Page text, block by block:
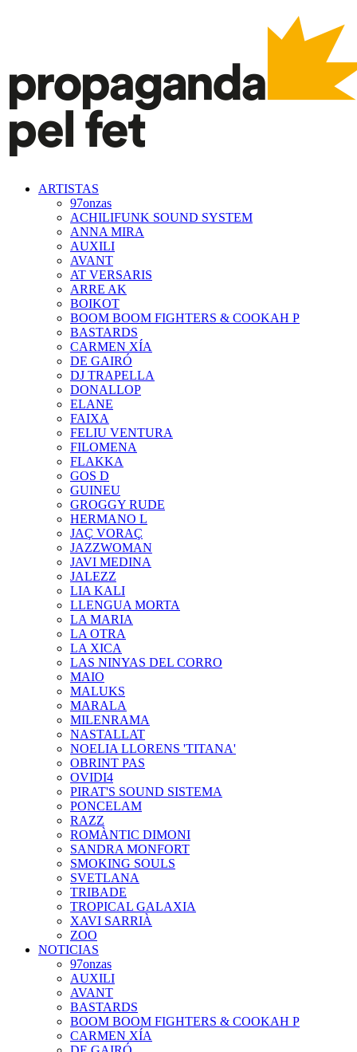
ARTISTAS
97onzas
ACHILIFUNK SOUND SYSTEM
ANNA MIRA
AUXILI
AVANT
AT VERSARIS
ARRE AK
BOIKOT
BOOM BOOM FIGHTERS & COOKAH P
BASTARDS
CARMEN XÍA
DE GAIRÓ
DJ TRAPELLA
DONALLOP
ELANE
FAIXA
FELIU VENTURA
FILOMENA
FLAKKA
GOS D
GUINEU
GROGGY RUDE
HERMANO L
JAÇ VORAÇ
JAZZWOMAN
JAVI MEDINA
JALEZZ
LIA KALI
LLENGUA MORTA
LA MARIA
LA OTRA
LA XICA
LAS NINYAS DEL CORRO
MAIO
MALUKS
MARALA
MILENRAMA
NASTALLAT
NOELIA LLORENS 'TITANA'
OBRINT PAS
OVIDI4
PIRAT'S SOUND SISTEMA
PONCELAM
RAZZ
ROMÀNTIC DIMONI
SANDRA MONFORT
SMOKING SOULS
SVETLANA
TRIBADE
TROPICAL GALAXIA
XAVI SARRIÀ
ZOO
NOTICIAS
97onzas
AUXILI
AVANT
BASTARDS
BOOM BOOM FIGHTERS & COOKAH P
CARMEN XÍA